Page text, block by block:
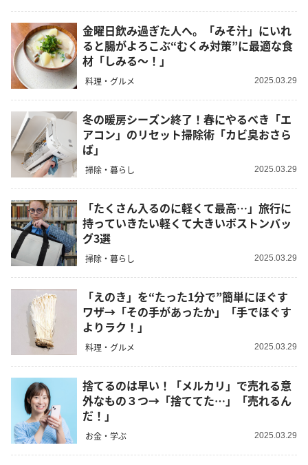
金曜日飲み過ぎた人へ。「みそ汁」にいれ
ると腸がよろこぶ“むくみ対策”に最適な食
材「しみる～！」
料理・グルメ 2025.03.29
冬の暖房シーズン終了！春にやるべき「エ
アコン」のリセット掃除術「カビ臭おさら
ば」
掃除・暮らし 2025.03.29
「たくさん入るのに軽くて最高…」旅行に
持っていきたい軽くて大きいボストンバッ
グ3選
掃除・暮らし 2025.03.29
「えのき」を“たった1分で”簡単にほぐす
ワザ→「その手があったか」「手でほぐす
よりラク！」
料理・グルメ 2025.03.29
捨てるのは早い！「メルカリ」で売れる意
外なもの３つ→「捨ててた…」「売れるん
だ！」
お金・学ぶ 2025.03.29